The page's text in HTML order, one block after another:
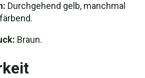
Durchgehend gelb, manchmal
Braun.